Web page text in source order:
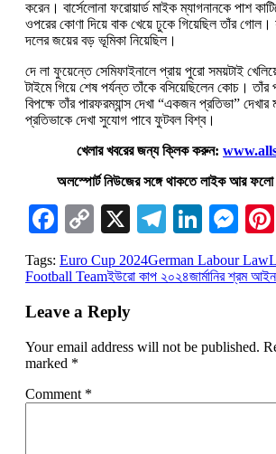
করেন। বার্সেলোনা ফরোয়ার্ড মাইক ম্যাগনানকে পাশ
ওপরের কোণা দিয়ে বাক খেয়ে ঢুকে গিয়েছিল তাঁর গোল।
দলের জয়ের বড় ভূমিকা নিয়েছিল।
দে লা ফুয়েন্তে সেমিফাইনালে প্রায় পুরো সময়টাই
টাইমে গিয়ে শেষ পর্যন্ত তাঁকে বসিয়েছিলেন কোচ। তাঁর
বিপক্ষে তাঁর পারফরম্যান্স দেখা “একজন প্রতিভা”
প্রতিভাকে দেখা সুযোগ পাবে ফুটবল বিশ্ব।
খেলার খবরের জন্য ক্লিক করুন:
অলস্পোর্ট নিউজের সঙ্গে থাকতে লাইক আর
Facebook
Copy
Link
X Telegram
Tags: Euro Cup 2024German Labour Law
Football Teamইউরো কাপ ২০২৪জার্মানির শ্রম আইন
Leave a Reply
Your email address will not be published.
marked *
Comment *